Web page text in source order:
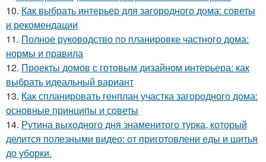
10. Как выбрать интерьер для загородного дома: советы
и рекомендации
11. Полное руководство по планировке частного дома:
нормы и правила
12. Проекты домов с готовым дизайном интерьера: как
выбрать идеальный вариант
13. Как спланировать генплан участка загородного дома:
основные принципы и советы
14. Рутина выходного дня знаменитого турка, который
делится полезными видео: от приготовлени еды и шитья
до уборки.